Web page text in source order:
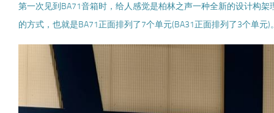
第一次见到BA71音箱时，给人感觉是柏林之声一种全新的设计构
的方式，也就是BA71正面排列了7个单元(BA31正面排列了3个单元)